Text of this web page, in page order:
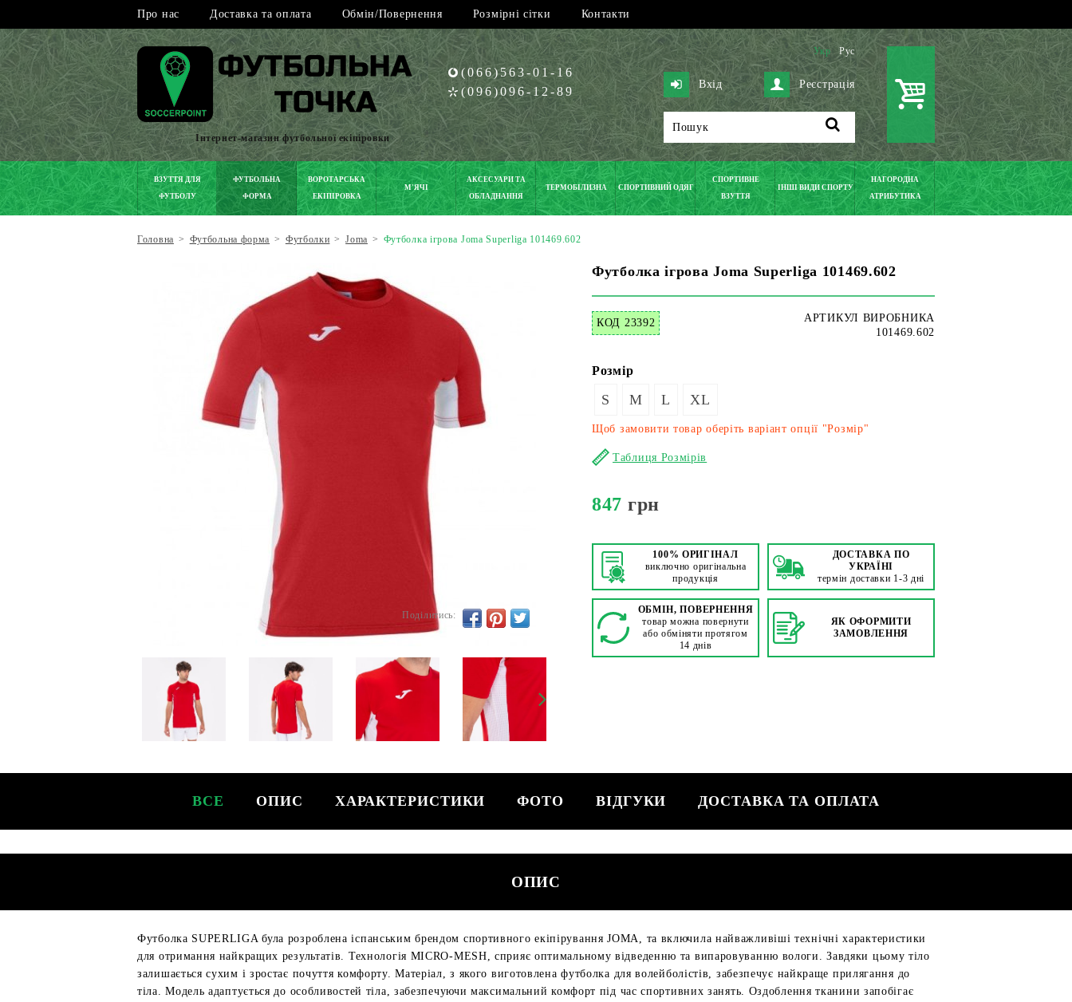
Про нас Доставка та оплата Обмін/Повернення Розмірні сітки Контакти
Інтернет-магазин футбольної екіпіровки
(066)563-01-16
(096)096-12-89
Укр Рус
Вхід Реєстрація
ВЗУТТЯ ДЛЯ
ФУТБОЛУ
ФУТБОЛЬНА
ФОРМА
ВОРОТАРСЬКА
ЕКІПІРОВКА
М'ЯЧІ
АКСЕСУАРИ ТА
ОБЛАДНАННЯ
ТЕРМОБІЛИЗНА СПОРТИВНИЙ ОДЯГ
СПОРТИВНЕ
ВЗУТТЯ
ІНШІ ВИДИ СПОРТУ
НАГОРОДНА
АТРИБУТИКА
Головна > Футбольна форма > Футболки > Joma > Футболка ігрова Joma Superliga 101469.602
Футболка ігрова Joma Superliga 101469.602
КОД 23392
АРТИКУЛ ВИРОБНИКА
101469.602
Поділитись:
Розмір
S M L XL
Щоб замовити товар оберіть варіант опції "Розмір"
Таблиця Розмірів
847 грн
100% ОРИГІНАЛ
виключно оригінальна
продукція
ДОСТАВКА ПО
УКРАЇНІ
термін доставки 1-3 дні
ОБМІН, ПОВЕРНЕННЯ
товар можна повернути
або обміняти протягом
14 днів
ЯК ОФОРМИТИ
ЗАМОВЛЕННЯ
ВСЕ ОПИС ХАРАКТЕРИСТИКИ ФОТО ВІДГУКИ ДОСТАВКА ТА ОПЛАТА
ОПИС
Футболка SUPERLIGA була розроблена іспанським брендом спортивного екіпірування JOMA, та включила найважливіші технічні характеристики
для отримання найкращих результатів. Технологія MICRO-MESH, сприяє оптимальному відведенню та випаровуванню вологи. Завдяки цьому тіло
залишається сухим і зростає почуття комфорту. Матеріал, з якого виготовлена ​​футболка для волейболістів, забезпечує найкраще прилягання до
тіла. Модель адаптується до особливостей тіла, забезпечуючи максимальний комфорт під час спортивних занять. Оздоблення тканини запобігає